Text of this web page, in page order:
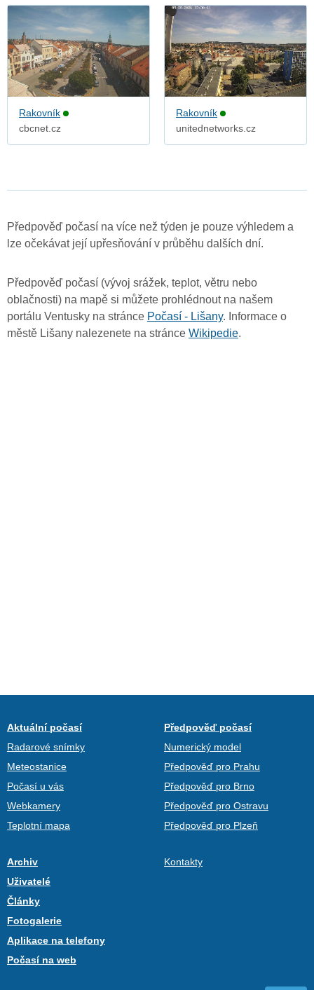
Rakovník
cbcnet.cz
Rakovník
unitednetworks.cz
Předpověď počasí na více než týden je pouze výhledem a
lze očekávat její upřesňování v průběhu dalších dní.
Předpověď počasí (vývoj srážek, teplot, větru nebo
oblačnosti) na mapě si můžete prohlédnout na našem
portálu Ventusky na stránce Počasí - Lišany. Informace o
městě Lišany nalezenete na stránce Wikipedie.
Aktuální počasí
Radarové snímky
Meteostanice
Počasí u vás
Webkamery
Teplotní mapa
Předpověď počasí
Numerický model
Předpověď pro Prahu
Předpověď pro Brno
Předpověď pro Ostravu
Předpověď pro Plzeň
Archiv
Uživatelé
Články
Fotogalerie
Aplikace na telefony
Počasí na web
Kontakty